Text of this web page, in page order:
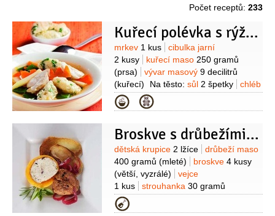
Počet receptů: 233
Kuřecí polévka s rýžovými nočky
Suroviny
mrkev 1 kus
cibulka jarní
2 kusy
kuřecí maso 250 gramů
(prsa)
vývar masový 9 decilitrů
(kuřecí)
Na těsto: sůl 2 špetky
chléb
toastový2 plátky
250 gramů (vařená nebo
30 gramů
pažitka 1 lžíce
(nakrájená)
pepř bílý 1 špetka
(mletý)
Kategorie
Broskve s drůbežími kuličkami
Suroviny
dětská krupice 2 lžíce
drůbeží maso
400 gramů (mleté) broskve 4 kusy
(větší, vyzrálé)
vejce
1 kus
strouhanka 30 gramů
(prosátá)
2 lžičky
cibule červená
Kategorie